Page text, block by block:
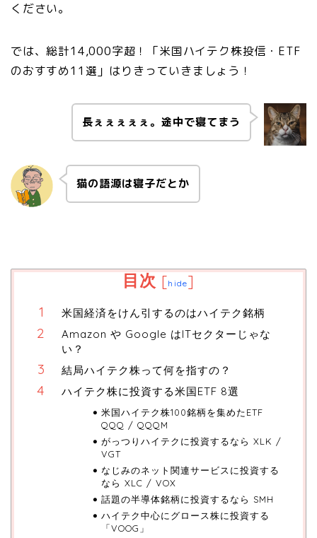
ください。
では、総計14,000字超！「米国ハイテク株投信・ETF
のおすすめ11選」はりきっていきましょう！
長ぇぇぇぇぇ。途中で寝てまう
猫の語源は寝子だとか
目次 [hide]
米国経済をけん引するのはハイテク銘柄
Amazon や Google はITセクターじゃな
い？
結局ハイテク株って何を指すの？
ハイテク株に投資する米国ETF 8選
米国ハイテク株100銘柄を集めたETF
QQQ / QQQM
がっつりハイテクに投資するなら XLK /
VGT
なじみのネット関連サービスに投資する
なら XLC / VOX
話題の半導体銘柄に投資するなら SMH
ハイテク中心にグロース株に投資する
「VOOG」